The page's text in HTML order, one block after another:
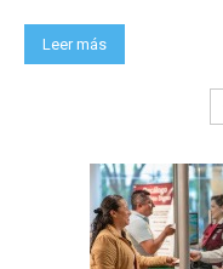
Leer más